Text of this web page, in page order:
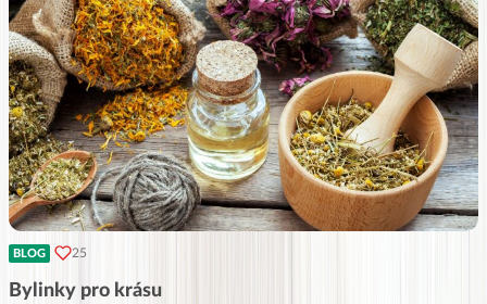
BLOG 25
Bylinky pro krásu